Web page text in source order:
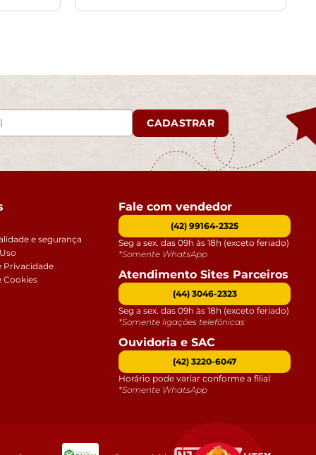
CADASTRAR
e segurança
Privacidade
Cookies
Fale com vendedor
(42) 99164-2325
Seg a sex. das 09h às 18h (exceto feriado)
*Somente WhatsApp
Atendimento Sites Parceiros
(44) 3046-2323
Seg a sex. das 09h às 18h (exceto feriado)
*Somente ligações telefônicas
Ouvidoria e SAC
(42) 3220-6047
Horário pode variar conforme a filial
*Somente WhatsApp